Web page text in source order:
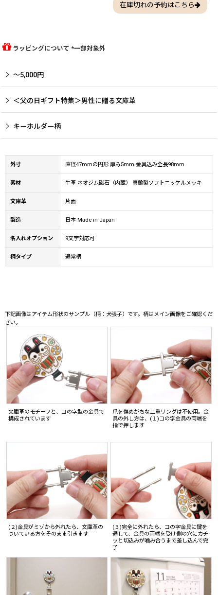
在庫切れの予約はこちら
ラッピングについて *一部対象外
〜5,000円
＜父の日ギフト特集＞男性に贈る文庫革
キーホルダー柄
外寸 直径47mmの円形 厚み5mm 金具込み全長98mm
素材 牛革 ネオジム磁石（内蔵） 真鍮製ソフトニッケルメッキ
文庫革 片面
製造 日本 Made in Japan
名入れオプション 9文字対応可
柄タイプ 通常柄
下記画像はアイテム形状のサンプル（柄：犬張子）です。柄はメイン画像をご確認くだ
さい。
文庫革のモチーフと、コの字型の金具で
構成されています
爪を傷めがちな二重リングは不使用。金
具の外し方は、(１)コの字金具の両端を
指で押します
(２)金具がミゾから外れたら、文庫革の
ついている方をそのまま引きます
(３)完全に外れたら、コの字金具に鍵を
通して、金具の両端を受け側の穴にカチ
ッと切込みが噛み合うまで差し込んで完
了